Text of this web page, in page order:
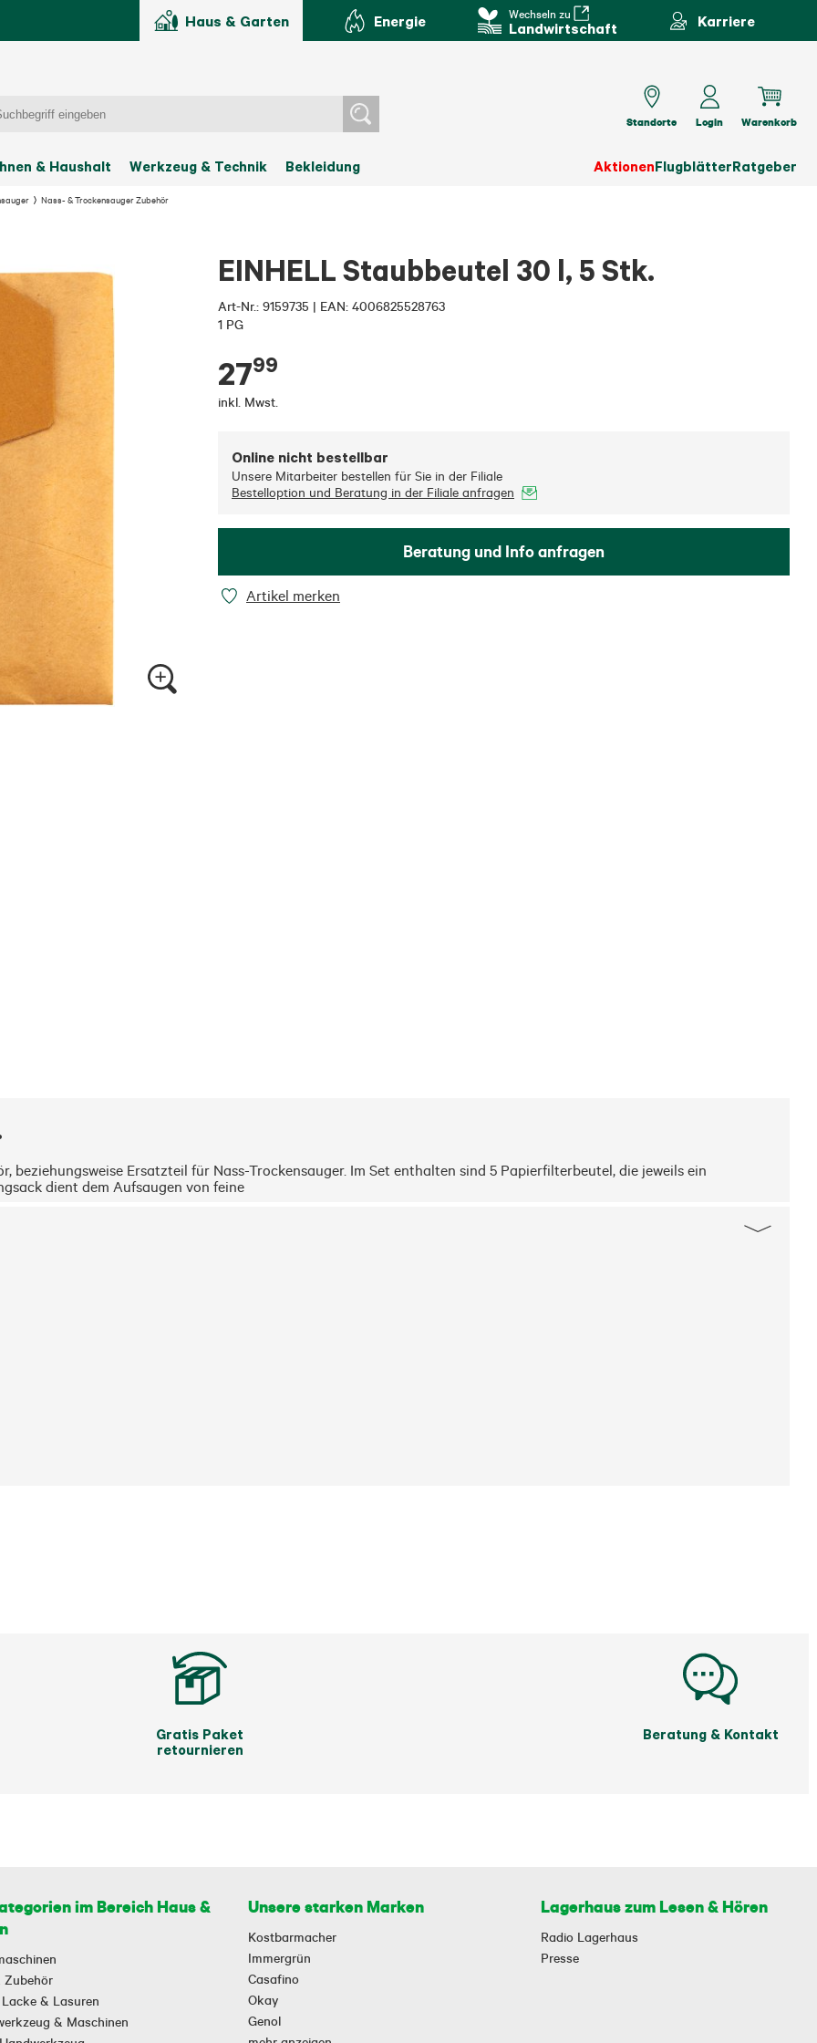
Haus & Garten Energie Wechseln zu
Landwirtschaft Karriere
& Haushalt Werkzeug & Technik Bekleidung AktionenFlugblätterRatgeber
Standorte Login Warenkorb
Nass- & Trockensauger Zubehör
EINHELL Staubbeutel 30 l, 5 Stk.
Art-Nr.: 9159735 | EAN: 4006825528763
1 PG
2799
inkl. Mwst.
Online nicht bestellbar
Unsere Mitarbeiter bestellen für Sie in der Filiale
Bestelloption und Beratung in der Filiale anfragen
Beratung und Info anfragen
Artikel merken
beziehungsweise Ersatzteil für Nass-Trockensauger. Im Set enthalten sind 5 Papierfilterbeutel, die jeweils ein
dient dem Aufsaugen von feine
Gratis Paket
retournieren
Beratung & Kontakt
im Bereich Haus &
Zubehör
& Lasuren
& Maschinen
Unsere starken Marken
Kostbarmacher
Immergrün
Casafino
Okay
Genol
Lagerhaus zum Lesen & Hören
Radio Lagerhaus
Presse